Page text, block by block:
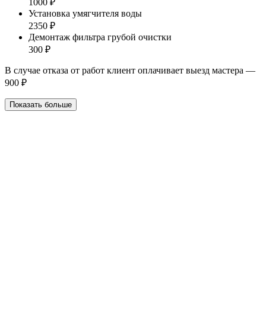
Установка умягчителя воды
2350 ₽
Демонтаж фильтра грубой очистки
300 ₽
В случае отказа от работ клиент оплачивает выезд мастера —
900 ₽
Показать больше